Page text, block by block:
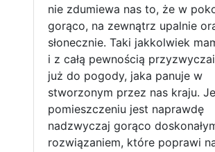
nie zdumiewa nas to, że w
gorąco, na zewnątrz upalnie
słonecznie. Taki jakkolwiek
i z całą pewnością
już do pogody, jaka panuje w
stworzonym przez nas kraju.
pomieszczeniu jest naprawdę
nadzwyczaj gorąco
rozwiązaniem, które poprawi